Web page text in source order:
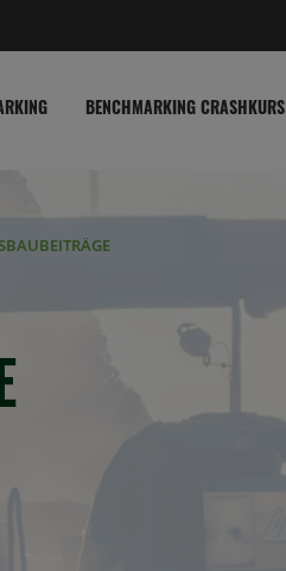
BENCHMARKING CRASHKURS